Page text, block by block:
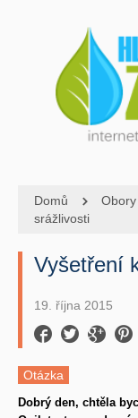
Domů Obory
srážlivosti
Vyšetření
19. října 2015
Otázka
Dobrý den, chtěla